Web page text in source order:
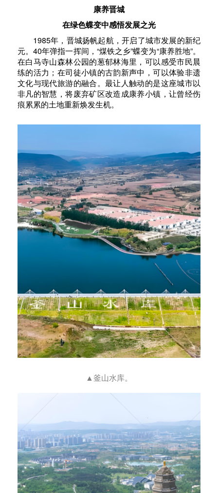
康养晋城
在绿色蝶变中感悟发展之光
1985年，晋城扬帆起航，开启了城市发展的新纪
元。40年弹指一挥间，“煤铁之乡”蝶变为“康养胜地”。
在白马寺山森林公园的葱郁林海里，可以感受市民晨
练的活力；在司徒小镇的古韵新声中，可以体验非遗
文化与现代旅游的融合。最让人触动的是这座城市以
非凡的智慧，将废弃矿区改造成康养小镇，让曾经伤
痕累累的土地重新焕发生机。
▲釜山水库。